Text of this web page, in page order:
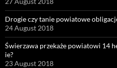
Drogie czy tanie powiatowe
24 August 2018
Świerzawa przekaże powiatowi 14
ie?
23 August 2018